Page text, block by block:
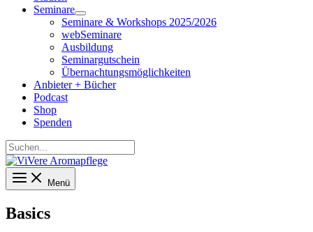
Seminare
Seminare & Workshops 2025/2026
webSeminare
Ausbildung
Seminargutschein
Übernachtungsmöglichkeiten
Anbieter + Bücher
Podcast
Shop
Spenden
Suchen...
Menü
Basics